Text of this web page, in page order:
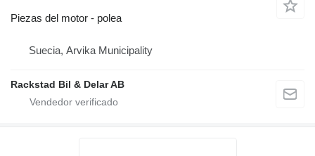
Piezas del motor - polea
Suecia, Arvika Municipality
Rackstad Bil & Delar AB